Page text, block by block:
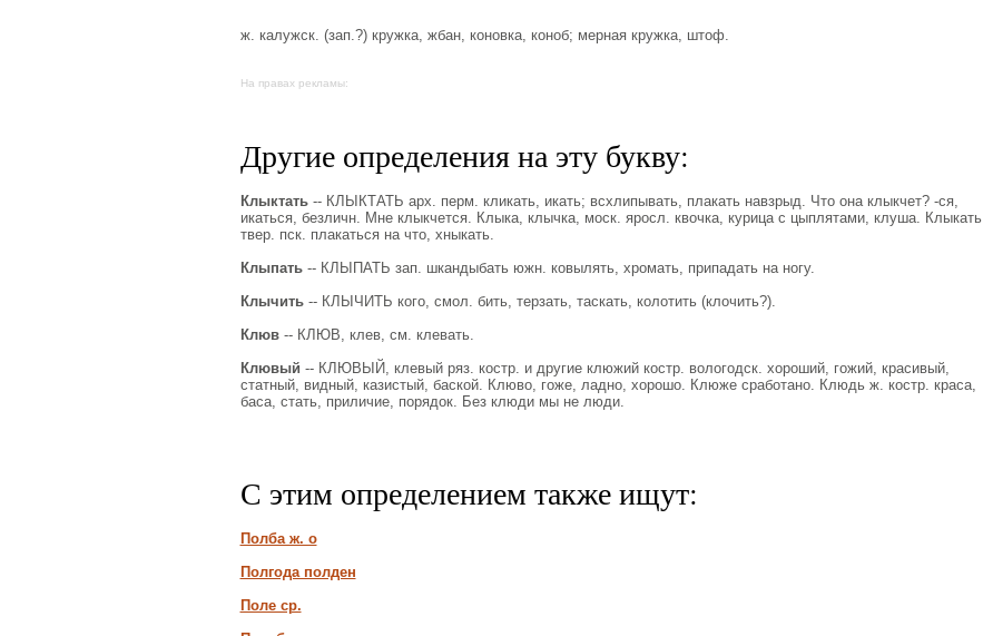
ж. калужск. (зап.?) кружка, жбан, коновка, коноб; мерная кружка, штоф.
На правах рекламы:
Другие определения на эту букву:
Клыктать-- КЛЫКТАТЬ арх. перм. кликать, икать; всхлипывать, плакать навзрыд. Что она клыкчет? -ся,
икаться, безличн. Мне клыкчется. Клыка, клычка, моск. яросл. квочка, курица с цыплятами, клуша. Клыкать
твер. пск. плакаться на что, хныкать.
Клыпать-- КЛЫПАТЬ зап. шкандыбать южн. ковылять, хромать, припадать на ногу.
Клычить-- КЛЫЧИТЬ кого, смол. бить, терзать, таскать, колотить (клочить?).
Клюв-- КЛЮВ, клев, см. клевать.
Клювый -- КЛЮВЫЙ, клевый ряз. костр. и другие клюжий костр. вологодск. хороший, гожий, красивый,
статный, видный, казистый, баской. Клюво, гоже, ладно, хорошо. Клюже сработано. Клюдь ж. костр. краса,
баса, стать, приличие, порядок. Без клюди мы не люди.
С этим определением также ищут:
Полба ж. о
Полгода полден
Поле ср.